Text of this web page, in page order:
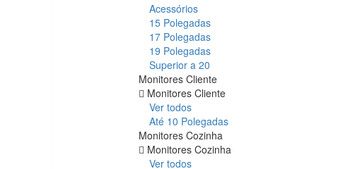
Acessórios
15 Polegadas
17 Polegadas
19 Polegadas
Superior a 20
Monitores Cliente
Monitores Cliente
Ver todos
Até 10 Polegadas
Monitores Cozinha
Monitores Cozinha
Ver todos